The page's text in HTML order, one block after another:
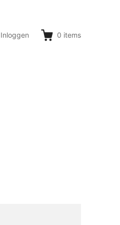
Inloggen 0 items